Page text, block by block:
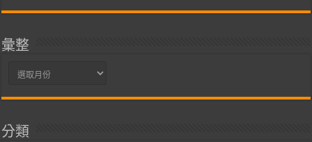
彙整
彙
分類